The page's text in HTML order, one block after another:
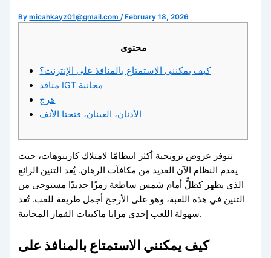
Bymicahkayz01@gmail.com/ February 18, 2026
محتوى
كيف يمكنني الاستمتاع بالمنافذ على الإنترنت؟
منافذ IGT مجانية
هرج
الأذنان، العينان، فتحتا الأنف
تتوفر عروض ترويجية أكثر انتظامًا لامتلاك كازينوهات، حيث
يقدم النظام الآن العديد من مكافآت الرهان. يُعد التنين الرائع
الذي يظهر كظلٍّ أمام شمس ساطعة رمزًا جديدًا مستوحى من
التنين في هذه اللعبة، وهو على الأرجح أجمل طريقة للعب. تُعد
سهولة اللعب إحدى مزايا ماكينات القمار المجانية.
كيف يمكنني الاستمتاع بالمنافذ على